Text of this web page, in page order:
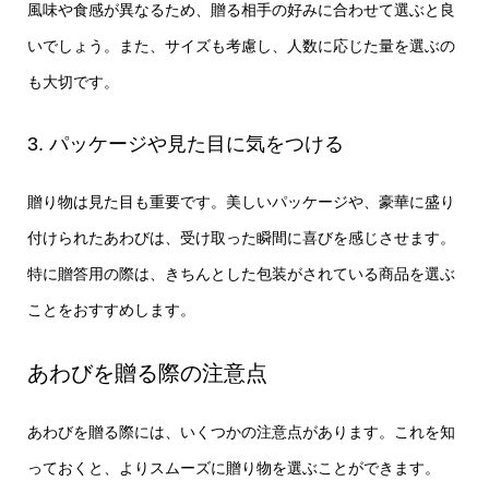
風味や食感が異なるため、贈る相手の好みに合わせて選ぶと良
いでしょう。また、サイズも考慮し、人数に応じた量を選ぶの
も大切です。
3. パッケージや見た目に気をつける
贈り物は見た目も重要です。美しいパッケージや、豪華に盛り
付けられたあわびは、受け取った瞬間に喜びを感じさせます。
特に贈答用の際は、きちんとした包装がされている商品を選ぶ
ことをおすすめします。
あわびを贈る際の注意点
あわびを贈る際には、いくつかの注意点があります。これを知
っておくと、よりスムーズに贈り物を選ぶことができます。